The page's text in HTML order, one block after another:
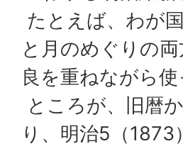
たとえば、わが
と月のめぐりの
良を重ねながら使
ところが、旧暦
り、明治5（1873